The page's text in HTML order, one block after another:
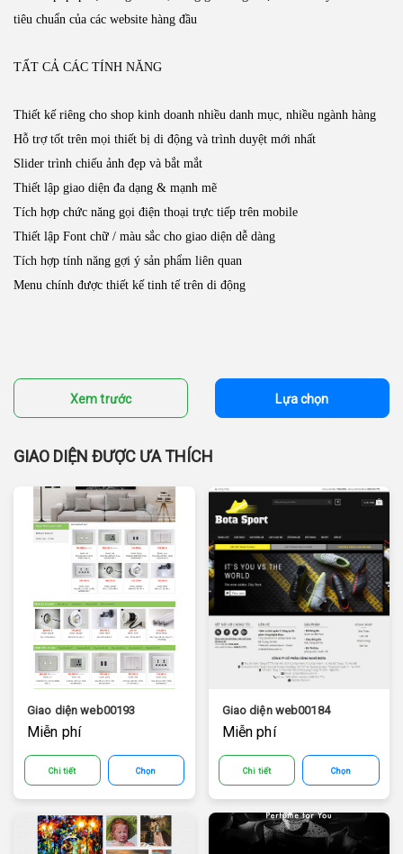
tiêu chuẩn của các website hàng đầu
TẤT CẢ CÁC TÍNH NĂNG
Thiết kế riêng cho shop kinh doanh nhiều danh mục, nhiều ngành hàng
Hỗ trợ tốt trên mọi thiết bị di động và trình duyệt mới nhất
Slider trình chiếu ảnh đẹp và bắt mắt
Thiết lập giao diện đa dạng & mạnh mẽ
Tích hợp chức năng gọi điện thoại trực tiếp trên mobile
Thiết lập Font chữ / màu sắc cho giao diện dễ dàng
Tích hợp tính năng gợi ý sản phẩm liên quan
Menu chính được thiết kế tinh tế trên di động
Xem trước Lựa chọn
GIAO DIỆN ĐƯỢC ƯA THÍCH
Giao diện web00193
Miễn phí
Chi tiết Chọn
Giao diện web00184
Miễn phí
Chi tiết Chọn